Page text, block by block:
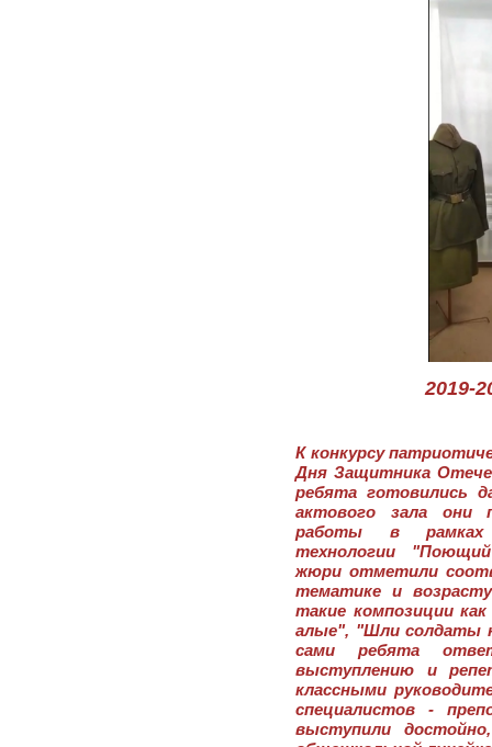
2019-
К конкурсу
Дня Защитника
ребята готовились
актового зала они
работы в рамках
технологии
жюри отметили
тематике и
такие композиции
алые", "Шли солдаты
сами ребята
выступлению и
классными
специалистов -
выступили